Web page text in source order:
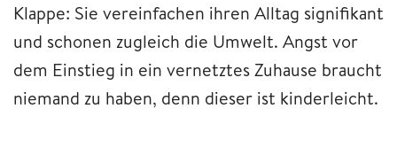
Klappe: Sie vereinfachen ihren Alltag signifikant
und schonen zugleich die Umwelt. Angst vor
dem Einstieg in ein vernetztes Zuhause braucht
niemand zu haben, denn dieser ist kinderleicht.